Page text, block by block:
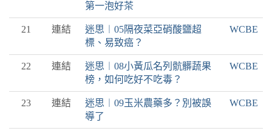
第一泡好茶
21 連結
迷思︱05隔夜菜亞硝酸鹽超
標、易致癌？
WCBE
22 連結
迷思︱08小黃瓜名列骯髒蔬果
榜，如何吃好不吃毒？
WCBE
23 連結
迷思︱09玉米農藥多？別被誤
導了
WCBE